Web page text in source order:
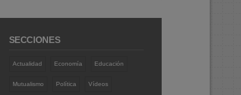
SECCIONES
Actualidad Economía Educación
Mutualismo Política Vídeos